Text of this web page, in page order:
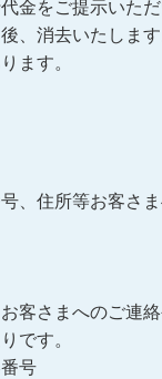
金をご提示いた
、消去いたします
ます。
、住所等お客さ
客さまへのご連
です。
号